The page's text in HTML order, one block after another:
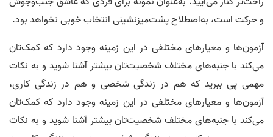
و حرکت است، به‌اصطلاح پشت‌میزنشینی انتخاب خوبی نخواهد بود.
آزمون‌ها و معیارهای مختلفی در این زمینه وجود دارد که کمک‌تان
می‌کند با جنبه‌های مختلف شخصیت‌تان بیشتر آشنا شوید و به نکات
مهمی پی ببرید که هم در زندگی شخصی و هم در زندگی کاری،
آزمون‌ها و معیارهای مختلفی در این زمینه وجود دارد که کمک‌تان
می‌کند با جنبه‌های مختلف شخصیت‌تان بیشتر آشنا شوید و به نکات